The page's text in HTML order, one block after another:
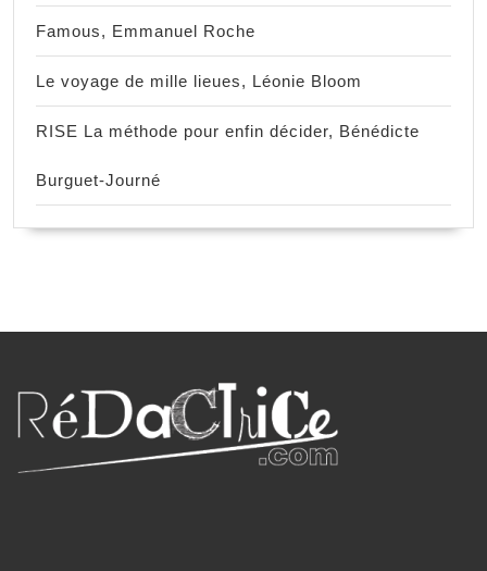
Famous, Emmanuel Roche
Le voyage de mille lieues, Léonie Bloom
RISE La méthode pour enfin décider, Bénédicte
Burguet-Journé